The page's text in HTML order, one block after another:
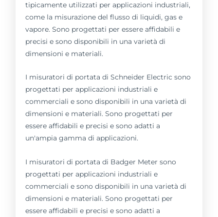
tipicamente utilizzati per applicazioni industriali,
come la misurazione del flusso di liquidi, gas e
vapore. Sono progettati per essere affidabili e
precisi e sono disponibili in una varietà di
dimensioni e materiali.
I misuratori di portata di Schneider Electric sono
progettati per applicazioni industriali e
commerciali e sono disponibili in una varietà di
dimensioni e materiali. Sono progettati per
essere affidabili e precisi e sono adatti a
un'ampia gamma di applicazioni.
I misuratori di portata di Badger Meter sono
progettati per applicazioni industriali e
commerciali e sono disponibili in una varietà di
dimensioni e materiali. Sono progettati per
essere affidabili e precisi e sono adatti a